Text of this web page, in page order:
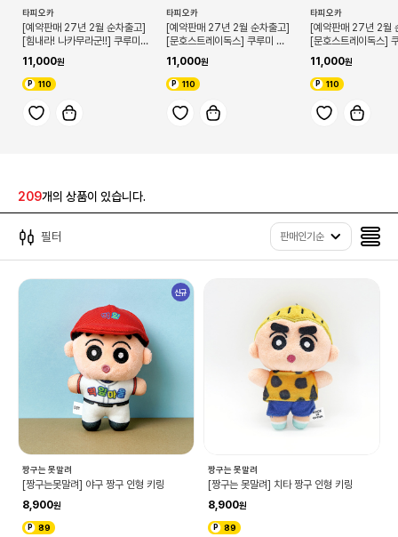
타피오카
[예약판매 27년 2월 순차출고]
[힘내라! 나카무라군!!] 쿠루미
11,000
110
타피오카
[예약판매 27년 2월 순차출고]
[문호스트레이독스] 쿠루미 타
11,000
110
타피오카
[예약판매 27년 2월
[문호스트레이독스]
11,000
110
209개의 상품이 있습니다.
필터 판매인기순
신규
짱구는 못말려
[짱구는못말려] 야구 짱구 인형 키링
8,900
89
짱구는 못말려
[짱구는 못말려] 치타 짱구 인형 키링
8,900
89